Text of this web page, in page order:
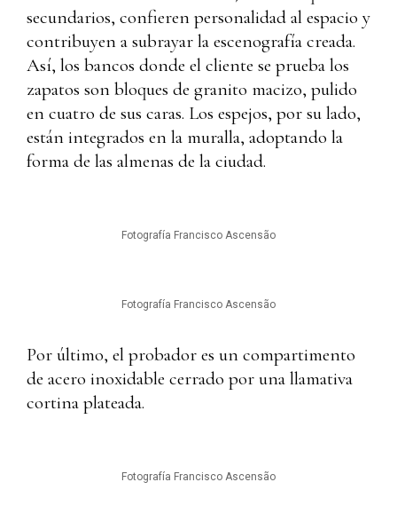
secundarios, confieren personalidad al espacio y
contribuyen a subrayar la escenografía creada.
Así, los bancos donde el cliente se prueba los
zapatos son bloques de granito macizo, pulido
en cuatro de sus caras. Los espejos, por su lado,
están integrados en la muralla, adoptando la
forma de las almenas de la ciudad.
Fotografía Francisco Ascensão
Fotografía Francisco Ascensão
Por último, el probador es un compartimento
de acero inoxidable cerrado por una llamativa
cortina plateada.
Fotografía Francisco Ascensão